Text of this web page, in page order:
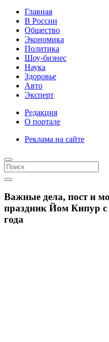
Главная
В России
Общество
Экономика
Политика
Шоу-бизнес
Наука
Здоровье
Авто
Эксперт
Редакция
О портале
Реклама на сайте
Важные дела, пост и
праздник Йом Кипур с
года